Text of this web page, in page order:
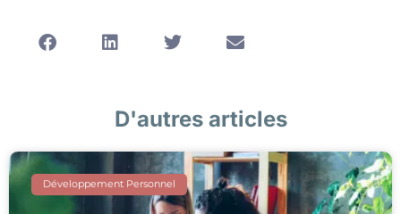
D'autres articles
Développement Personnel